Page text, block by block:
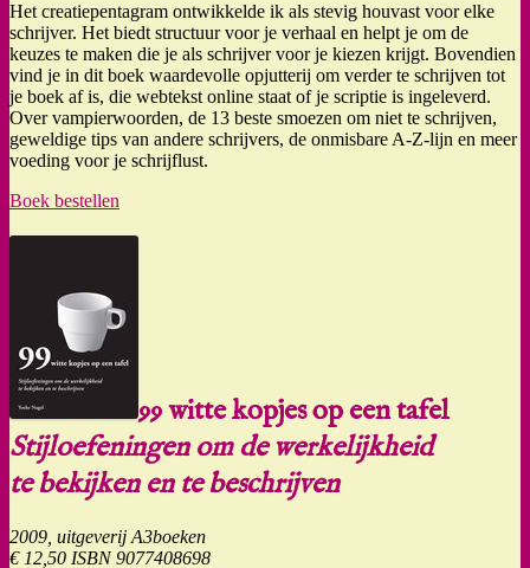
Het creatiepentagram ontwikkelde ik als stevig houvast voor elke
schrijver. Het biedt structuur voor je verhaal en helpt je om de
keuzes te maken die je als schrijver voor je kiezen krijgt. Bovendien
vind je in dit boek waardevolle opjutterij om verder te schrijven tot
je boek af is, die webtekst online staat of je scriptie is ingeleverd.
Over vampierwoorden, de 13 beste smoezen om niet te schrijven,
geweldige tips van andere schrijvers, de onmisbare A-Z-lijn en meer
voeding voor je schrijflust.
Boek bestellen
99 witte kopjes op een tafel
Stijloefeningen om de werkelijkheid
te bekijken en te beschrijven
2009, uitgeverij A3boeken
€ 12,50 ISBN 9077408698